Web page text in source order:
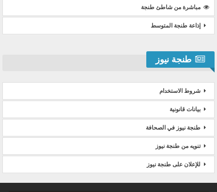
مباشرة من شاطئ طنجة
إذاعة طنجة المتوسط
طنجة نيوز
شروط الاستخدام
بيانات قانونية
طنجة نيوز في الصحافة
تنويه من طنجة نيوز
للإعلان على طنجة نيوز